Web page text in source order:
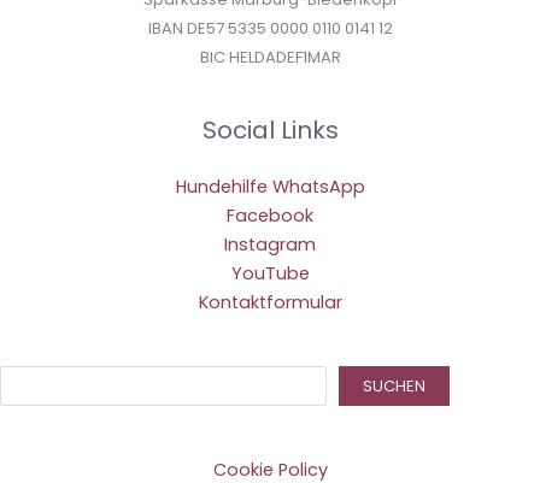
IBAN DE57 5335 0000 0110 0141 12
BIC HELDADEF1MAR
Social Links
Hundehilfe WhatsApp
Facebook
Instagram
YouTube
Kontaktformular
SUCHEN
Cookie Policy